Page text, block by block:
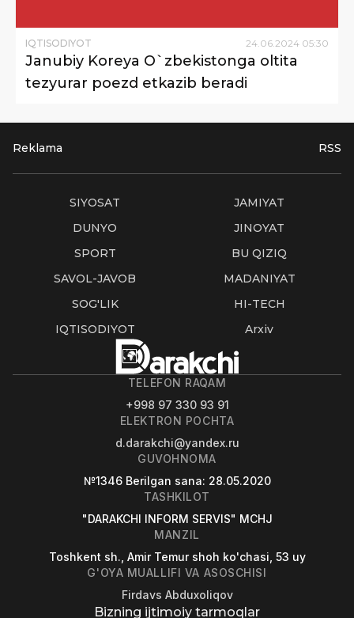
IQTISODIYOT 24 06 2024 05:30
Janubiy Koreya O`zbekistonga oltita
tezyurar poezd etkazib beradi
Reklama RSS
SIYOSAT
JAMIYAT
DUNYO
JINOYAT
SPORT
BU QIZIQ
SAVOL-JAVOB
MADANIYAT
SOG'LIK
HI-TECH
IQTISODIYOT
Arxiv
TELEFON RAQAM
+998 97 330 93 91
ELEKTRON POCHTA
d.darakchi@yandex.ru
GUVOHNOMA
№1346 Berilgan sana: 28.05.2020
TASHKILOT
"DARAKCHI INFORM SERVIS" MCHJ
MANZIL
Toshkent sh., Amir Temur shoh ko'chasi, 53 uy
G'OYA MUALLIFI VA ASOSCHISI
Firdavs Abduxoliqov
Bizning ijtimoiy tarmoqlar